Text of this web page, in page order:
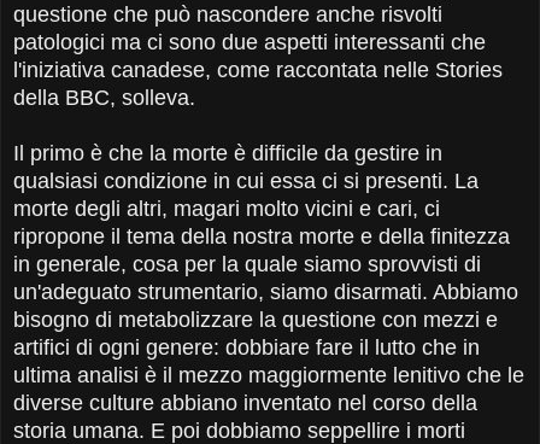
questione che può nascondere anche risvolti
patologici ma ci sono due aspetti interessanti che
l'iniziativa canadese, come raccontata nelle Stories
della BBC, solleva.
Il primo è che la morte è difficile da gestire in
qualsiasi condizione in cui essa ci si presenti. La
morte degli altri, magari molto vicini e cari, ci
ripropone il tema della nostra morte e della finitezza
in generale, cosa per la quale siamo sprovvisti di
un'adeguato strumentario, siamo disarmati. Abbiamo
bisogno di metabolizzare la questione con mezzi e
artifici di ogni genere: dobbiare fare il lutto che in
ultima analisi è il mezzo maggiormente lenitivo che le
diverse culture abbiano inventato nel corso della
storia umana. E poi dobbiamo seppellire i morti